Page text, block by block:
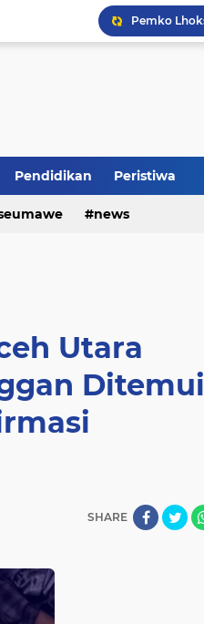
Pendidikan Peristiwa
news
Utara
Ditemui
SHARE